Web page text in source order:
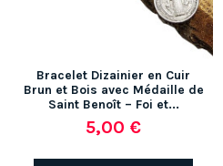
Bracelet Dizainier en Cuir
Brun et Bois avec Médaille de
Saint Benoît – Foi et...
5,00 €